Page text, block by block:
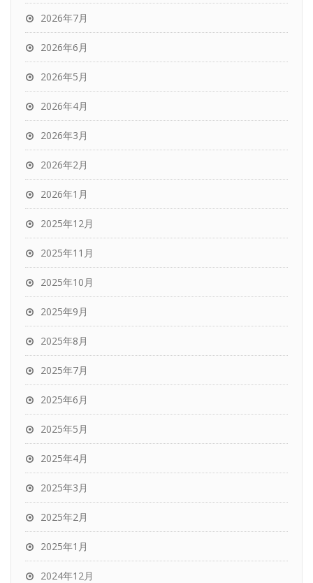
2026年7月
2026年6月
2026年5月
2026年4月
2026年3月
2026年2月
2026年1月
2025年12月
2025年11月
2025年10月
2025年9月
2025年8月
2025年7月
2025年6月
2025年5月
2025年4月
2025年3月
2025年2月
2025年1月
2024年12月